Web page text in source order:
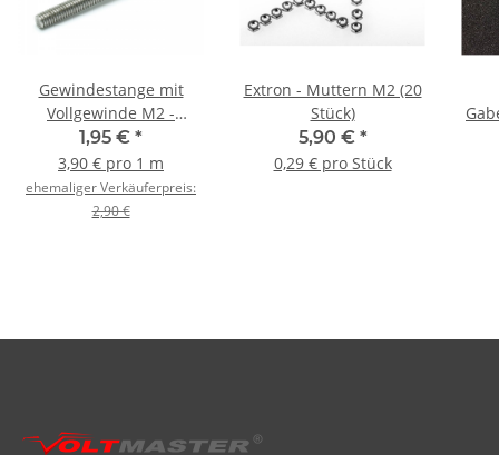
Gewindestange mit
Vollgewinde M2 -
500mm
1,95 € *
3,90 € pro 1 m
ehemaliger Verkäuferpreis:
2,90 €
Extron - Muttern M2 (20
Stück)
5,90 € *
0,29 € pro Stück